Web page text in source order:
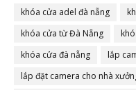
khóa cửa adel đà nẵng
khóa cửa từ Đà Nẵng
khóa cửa đà nẵng
lắp
lắp đặt camera cho nhà